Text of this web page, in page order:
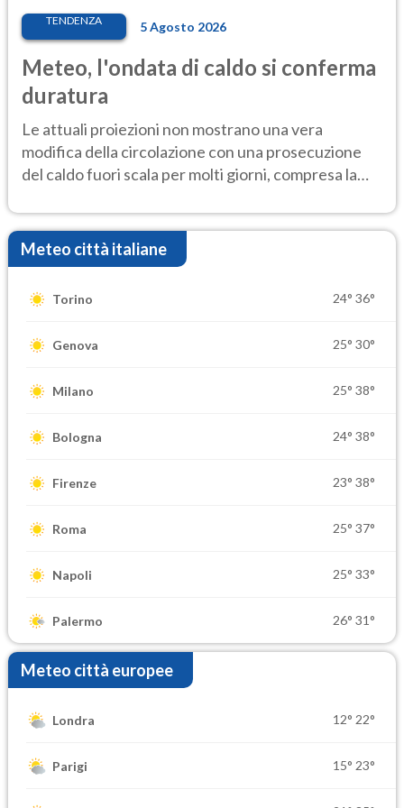
TENDENZA 5 Agosto 2026
Meteo, l'ondata di caldo si conferma
duratura
Le attuali proiezioni non mostrano una vera
modifica della circolazione con una prosecuzione
del caldo fuori scala per molti giorni, compresa la
Meteo città italiane
Torino 24° 36°
Genova 25° 30°
Milano 25° 38°
Bologna 24° 38°
Firenze 23° 38°
Roma 25° 37°
Napoli 25° 33°
Palermo 26° 31°
Meteo città europee
Londra 12° 22°
Parigi 15° 23°